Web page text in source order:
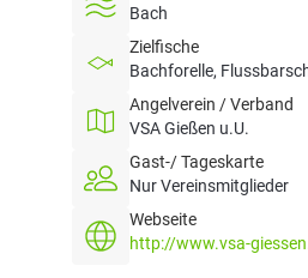
Bach
Zielfische
Bachforelle,
Angelverein / Verband
VSA Gießen u.U.
Gast-/ Tageskarte
Nur Vereinsmitglieder
Webseite
http://www.vsa-